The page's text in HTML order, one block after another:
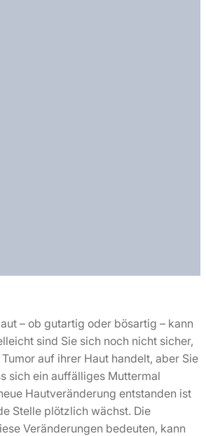
– ob gutartig oder bösartig – kann
sind Sie sich noch nicht sicher,
auf ihrer Haut handelt, aber Sie
sich ein auffälliges Muttermal
Hautveränderung entstanden ist
Stelle plötzlich wächst. Die
Veränderungen bedeuten, kann